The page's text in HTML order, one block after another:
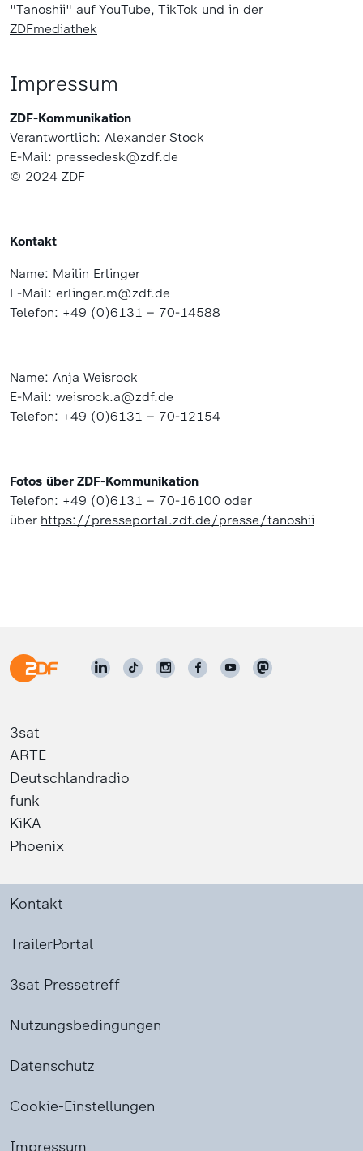
"Tanoshii" auf YouTube, TikTok und in der
ZDFmediathek
Impressum
ZDF-Kommunikation
Verantwortlich: Alexander Stock
E-Mail: pressedesk@zdf.de
© 2024 ZDF
Kontakt
Name: Mailin Erlinger
E-Mail: erlinger.m@zdf.de
Telefon: +49 (0)6131 – 70-14588
Name: Anja Weisrock
E-Mail: weisrock.a@zdf.de
Telefon: +49 (0)6131 – 70-12154
Fotos über ZDF-Kommunikation
Telefon: +49 (0)6131 – 70-16100 oder
über https://presseportal.zdf.de/presse/tanoshii
3sat
ARTE
Deutschlandradio
funk
KiKA
Phoenix
Kontakt
TrailerPortal
3sat Pressetreff
Nutzungsbedingungen
Datenschutz
Cookie-Einstellungen
Impressum